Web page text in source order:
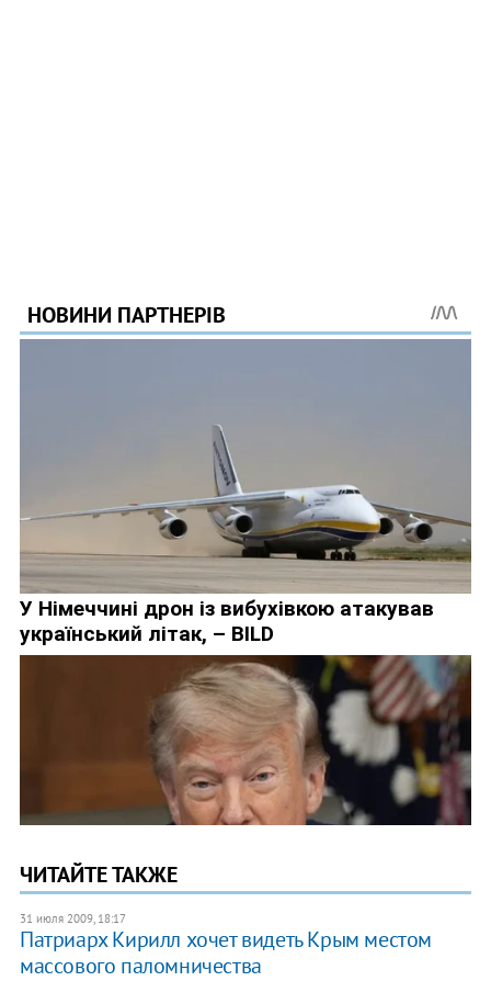
ЧИТАЙТЕ ТАКЖЕ
31 июля 2009, 18:17
Патриарх Кирилл хочет видеть Крым местом
массового паломничества